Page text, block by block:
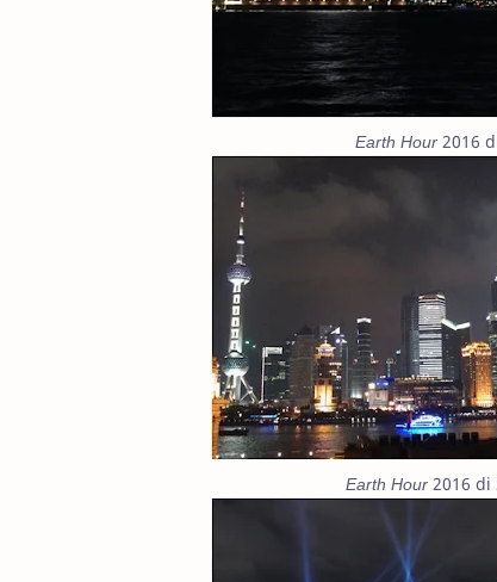
Earth Hour 2016
Earth Hour 2016 di